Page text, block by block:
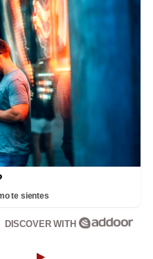
te sientes
DISCOVER WITH